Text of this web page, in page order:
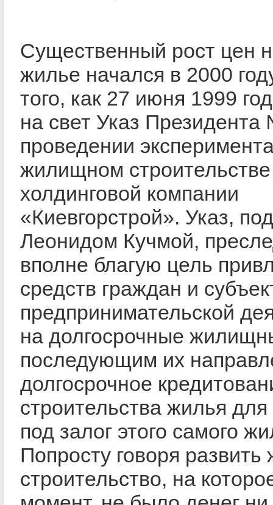
Существенный рост цен
жилье начался в 2000
того, как 27 июня 1999
на свет Указ
проведении
жилищном
холдинговой компании
«Киевгорстрой». Указ,
Леонидом Кучмой,
вполне благую цель
средств граждан и
предпринимательской
на долгосрочные
последующим их
долгосрочное
строительства жилья
под залог этого самого
Попросту говоря
строительство, на